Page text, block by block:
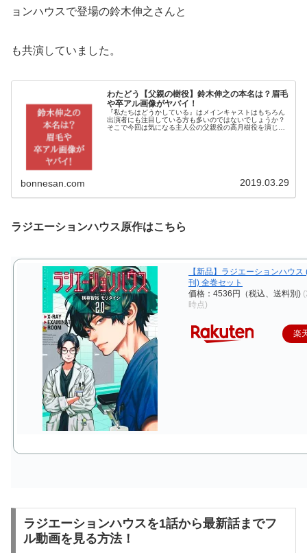
ョンハウスで登場の鈴木伸之さんと
も共演していました。
わたどう【父親の樹役】鈴木伸之の本名は？眉毛
や卒アル画像がヤバイ！
『私たちはどうかしている』はメインキャストはもちろん
出演者にも注目している方も多いのではないでしょうか？
そこで今回は気になる主人公の父親役の高月樹役を演じる
bonnesan.com 2019.03.29
ラジエーションハウス原作はこちら
【新品】ラジエーションハウ
刊) 全巻セット
価格：4536円（税込、送料別)
時点)
楽
ラジエーションハウスを1話から最新話までフ
ル動画を見る方法！